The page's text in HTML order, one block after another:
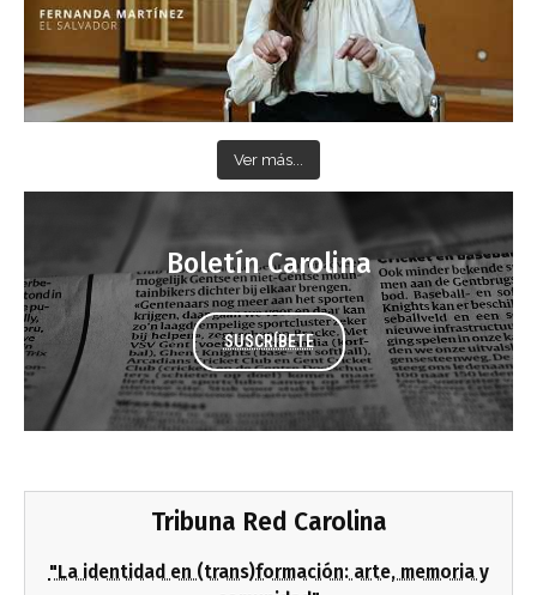
Ver más...
Boletín Carolina
SUSCRÍBETE
Tribuna Red Carolina
"La identidad en (trans)formación: arte, memoria y